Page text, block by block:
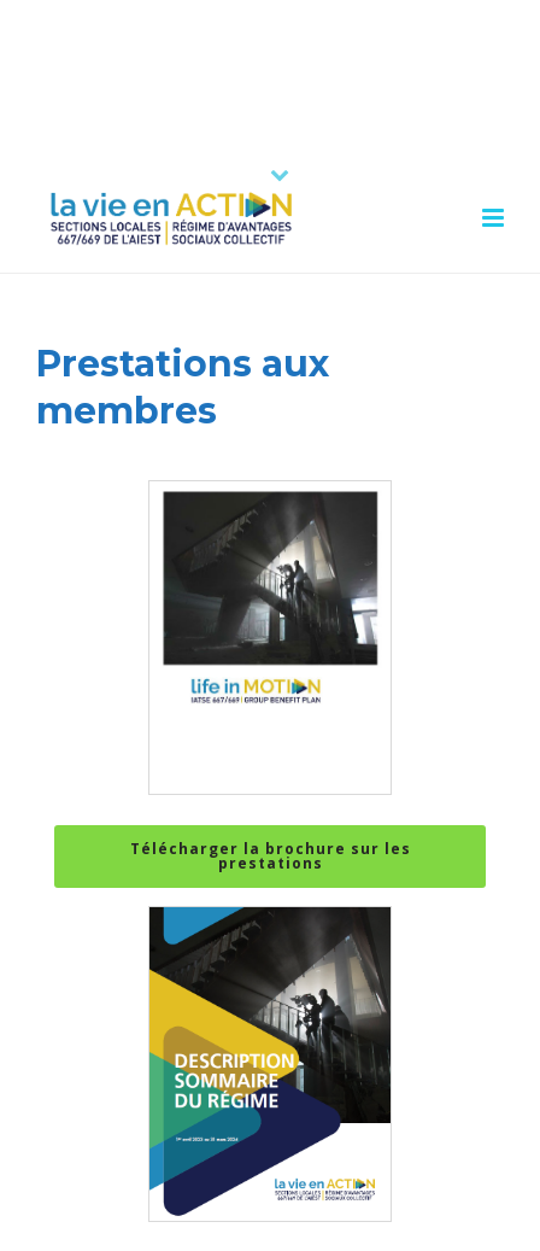
Prestations aux
membres
Télécharger la brochure sur les
prestations